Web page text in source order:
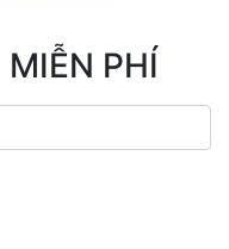
PHÍ